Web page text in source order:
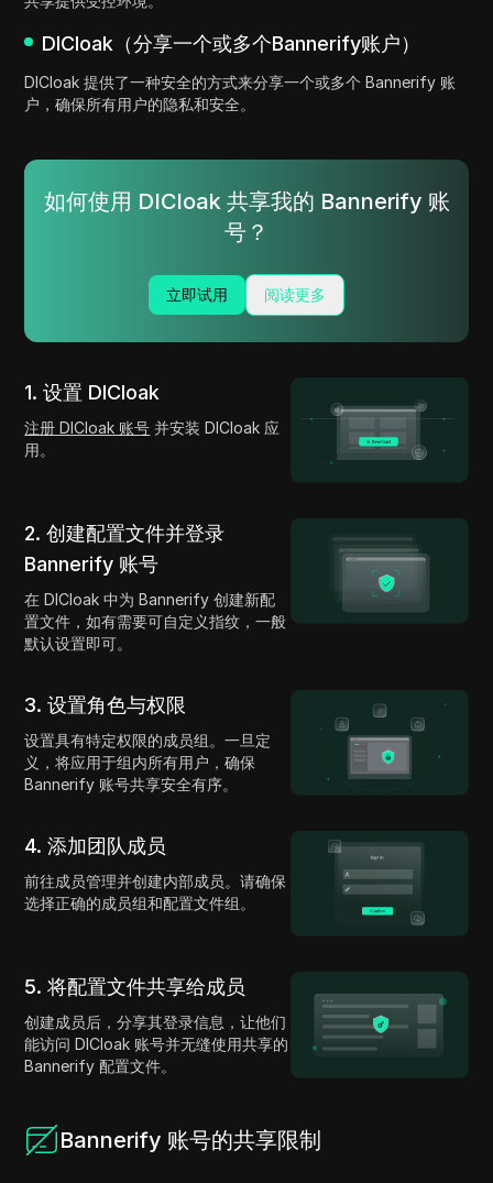
DICloak（分享一个或多个Bannerify账户）
DICloak 提供了一种安全的方式来分享一个或多个 Bannerify 账
户，确保所有用户的隐私和安全。
如何使用 DICloak 共享我的 Bannerify 账
号？
立即试用 阅读更多
1. 设置 DICloak
注册 DICloak 账号 并安装 DICloak 应
用。
2. 创建配置文件并登录
Bannerify 账号
在 DICloak 中为 Bannerify 创建新配
置文件，如有需要可自定义指纹，一般
默认设置即可。
3. 设置角色与权限
设置具有特定权限的成员组。一旦定
义，将应用于组内所有用户，确保
Bannerify 账号共享安全有序。
4. 添加团队成员
前往成员管理并创建内部成员。请确保
选择正确的成员组和配置文件组。
5. 将配置文件共享给成员
创建成员后，分享其登录信息，让他们
能访问 DICloak 账号并无缝使用共享的
Bannerify 配置文件。
Bannerify 账号的共享限制